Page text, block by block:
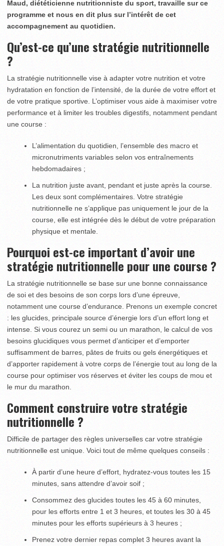
Maud, diététicienne nutritionniste du sport, travaille sur ce
programme et nous en dit plus sur l’intérêt de cet
accompagnement au quotidien.
Qu’est-ce qu’une stratégie nutritionnelle
?
La stratégie nutritionnelle vise à adapter votre nutrition et votre
hydratation en fonction de l’intensité, de la durée de votre effort et
de votre pratique sportive. L’optimiser vous aide à maximiser votre
performance et à limiter les troubles digestifs, notamment pendant
une course :
L’alimentation du quotidien, l’ensemble des macro et
micronutriments variables selon vos entraînements
hebdomadaires ;
La nutrition juste avant, pendant et juste après la course.
Les deux sont complémentaires. Votre stratégie
nutritionnelle ne s’applique pas uniquement le jour de la
course, elle est intégrée dès le début de votre préparation
physique et mentale.
Pourquoi est-ce important d’avoir une
stratégie nutritionnelle pour une course ?
La stratégie nutritionnelle se base sur une bonne connaissance
de soi et des besoins de son corps lors d’une épreuve,
notamment une course d’endurance. Prenons un exemple concret
: les glucides, principale source d’énergie lors d’un effort long et
intense. Si vous courez un semi ou un marathon, le calcul de vos
besoins glucidiques vous permet d’anticiper et d’emporter
suffisamment de barres, pâtes de fruits ou gels énergétiques et
d’apporter rapidement à votre corps de l’énergie tout au long de la
course pour optimiser vos réserves et éviter les coups de mou et
le mur du marathon.
Comment construire votre stratégie
nutritionnelle ?
Difficile de partager des règles universelles car votre stratégie
nutritionnelle est unique. Voici tout de même quelques conseils :
À partir d’une heure d’effort, hydratez-vous toutes les 15
minutes, sans attendre d’avoir soif ;
Consommez des glucides toutes les 45 à 60 minutes,
pour les efforts entre 1 et 3 heures, et toutes les 30 à 45
minutes pour les efforts supérieurs à 3 heures ;
Prenez votre dernier repas complet 3 heures avant la